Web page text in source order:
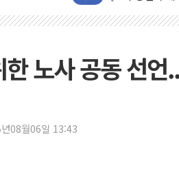
이란와이어 "
[인도증시] 중동
황희 '폐버스 청
용산공원·그
노사 공동 선
08월06일 13:43